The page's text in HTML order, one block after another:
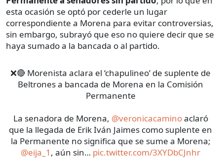
esta ocasión se optó por cederle un lugar
correspondiente a Morena para evitar controversias,
sin embargo, subrayó que eso no quiere decir que se
haya sumado a la bancada o al partido.
❌🔴 Morenista aclara el ‘chapulineo’ de suplente de
Beltrones a bancada de Morena en la Comisión
Permanente
La senadora de Morena, @veronicacaminoaclaró
que la llegada de Erik Iván Jaimes como suplente en
la Permanente no significa que se sume a Morena;
@eija_1 , aún sin… pic.twitter.com/3XYDbCJnhr